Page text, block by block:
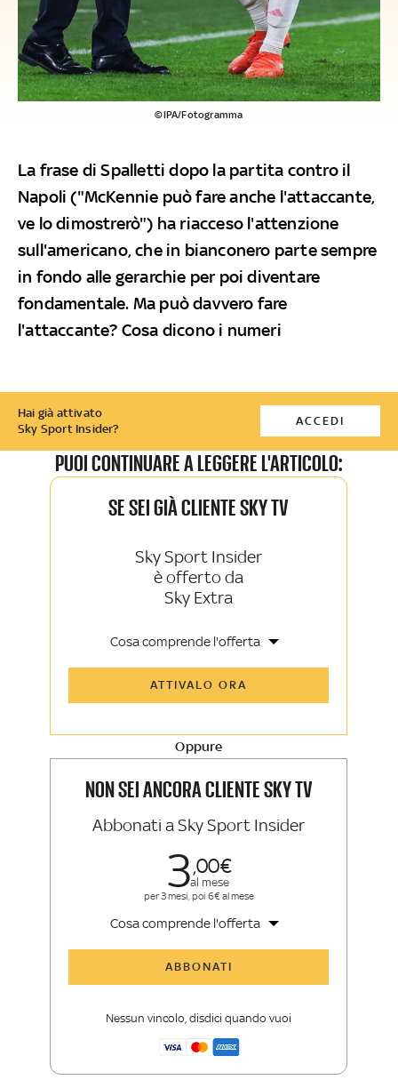
©IPA/Fotogramma
La frase di Spalletti dopo la partita contro il
Napoli ("McKennie può fare anche l'attaccante,
ve lo dimostrerò") ha riacceso l'attenzione
sull'americano, che in bianconero parte sempre
in fondo alle gerarchie per poi diventare
fondamentale. Ma può davvero fare
l'attaccante? Cosa dicono i numeri
Hai già attivato
Sky Sport Insider?
ACCEDI
PUOI CONTINUARE A LEGGERE L'ARTICOLO:
SE SEI GIÀ CLIENTE SKY TV
Sky Sport Insider
è offerto da
Sky Extra
Cosa comprende l'offerta
Sky TG24 Insider
Sport e Sky TG24
La newsletter esclusiva di Sky Sport
ATTIVALO ORA
Oppure
NON SEI ANCORA CLIENTE SKY TV
Abbonati a Sky Sport Insider
300
al mese
per 3 mesi, poi 6€ al mese
Cosa comprende l'offerta
Sport
La newsletter esclusiva di Sky Sport
ABBONATI
Nessun vincolo, disdici quando vuoi